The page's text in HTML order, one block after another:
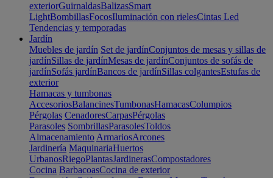
exteriorGuirnaldasBalizasSmart
LightBombillasFocosIluminación con rielesCintas Led
Tendencias y temporadas
Jardín
Muebles de jardín Set de jardínConjuntos de mesas y sillas de
jardínSillas de jardínMesas de jardínConjuntos de sofás de
jardínSofás jardínBancos de jardínSillas colgantesEstufas de
exterior
Hamacas y tumbonas
AccesoriosBalancinesTumbonasHamacasColumpios
Pérgolas CenadoresCarpasPérgolas
Parasoles SombrillasParasolesToldos
Almacenamiento ArmariosArcones
Jardinería MaquinariaHuertos
UrbanosRiegoPlantasJardinerasCompostadores
Cocina BarbacoasCocina de exterior